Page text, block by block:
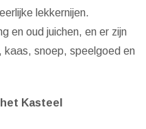
lekkernijen.
en oud juichen, en er zijn
kaas, snoep, speelgoed en
Kasteel